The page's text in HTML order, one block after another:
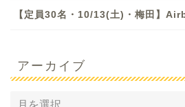
【定員30名・10/13(土)・梅田】
アーカイブ